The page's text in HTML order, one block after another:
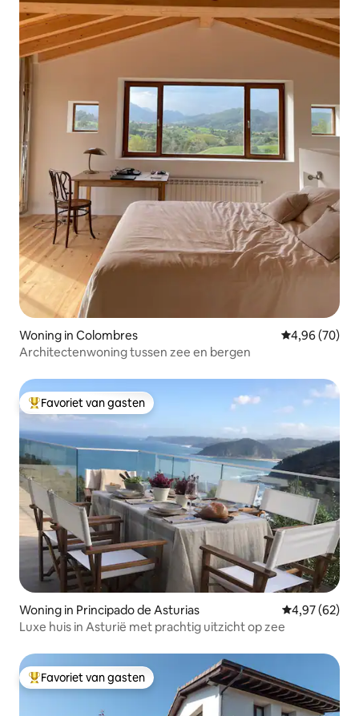
Woning in Colombres Gemiddelde
4,96 (70)
Architectenwoning tussen zee en bergen
Topfavoriet van gasten
Favoriet van gasten
Woning in Principado de Asturias Gemiddelde
4,97 (62)
Luxe huis in Asturië met prachtig uitzicht op zee
Topfavoriet van gasten
Favoriet van gasten